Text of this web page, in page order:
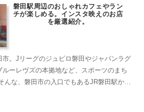
磐田駅周辺のおしゃれカフェやラン
チが楽しめる。インスタ映えのお店
を厳選紹介。
。Jリーグのジュビロ磐田やジャパンラグ
ルーレヴズの本拠地など、スポーツのまち